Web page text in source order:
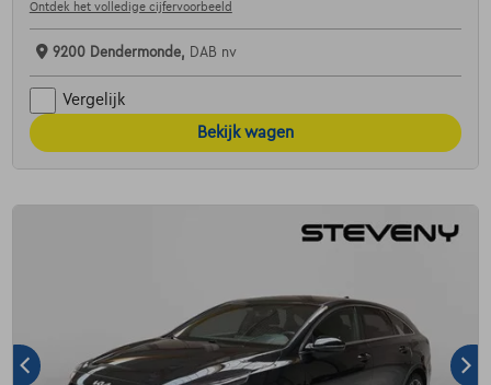
Ontdek het volledige cijfervoorbeeld
9200 Dendermonde, DAB nv
Vergelijk
Bekijk wagen